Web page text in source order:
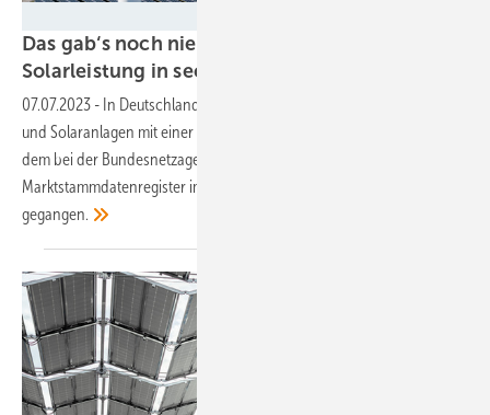
Das gab‘s noch nie: 8 Gigawatt neue Wind- und
Solarleistung in sechs
07.07.2023 - In Deutschland sind im ersten Halbjahr 2023 neue Wind-
und Solaranlagen mit einer Rekordleistung von 8.000 MW sind laut
dem bei der Bundesnetzagentur (BNetzA) geführten
Marktstammdatenregister im ersten Halbjahr 2023 in Betrieb
gegangen.